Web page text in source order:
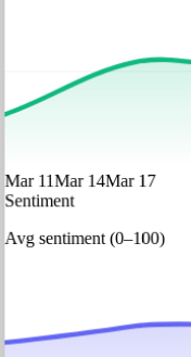
Mar 11Mar 14Mar 17
Sentiment
Avg sentiment (0–100)